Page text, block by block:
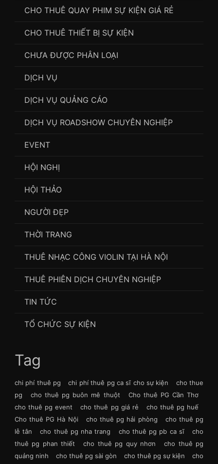
CHO THUÊ QUAY PHIM SỰ KIỆN GIÁ RẺ
CHO THUÊ THIẾT BỊ SỰ KIỆN
CHƯA ĐƯỢC PHÂN LOẠI
DỊCH VỤ
DỊCH VỤ QUẢNG CÁO
DỊCH VỤ ROADSHOW CHUYÊN NGHIỆP
EVENT
HỘI NGHỊ
HỘI THẢO
NGƯỜI ĐẸP
THỜI TRANG
THUÊ NHẠC CÔNG VIOLIN TẠI HÀ NỘI
THUÊ PHIÊN DỊCH CHUYÊN NGHIỆP
TIN TỨC
TỔ CHỨC SỰ KIỆN
Tag
chi phí thuê pg chi phí thuê pg ca sĩ cho sự kiện
cho thue
pg
cho thuê pg buôn mê thuột
Cho thuê PG Cần Thơ
cho thuê pg event
cho thuê pg giá rẻ
cho thuê pg huế
Cho thuê PG Hà Nội
cho thuê pg hải phòng
cho thuê pg
lễ tân
cho thuê pg nha trang cho thuê pg pb ca sĩ
cho
thuê pg phan thiết
cho thuê pg quy nhơn
cho thuê pg
quảng ninh
cho thuê pg sài gòn cho thuê pg sự kiện
cho